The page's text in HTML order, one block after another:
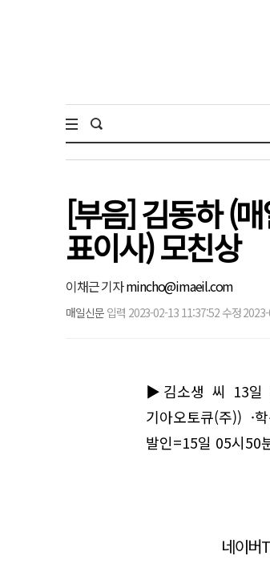
[부음] 김동하 (
표이사) 모친상
이채근 기자mincho@imaeil.com
매일신문 입력 2023-02-13 11:37:52 수정
▶김소생 씨 13일
기아오토큐(주)) ·
발인=15일 05시50
네이버